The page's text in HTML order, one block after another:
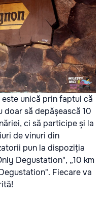
este unică prin faptul că
să depășească 10
ci să participe și la
de vinuri din
pun la dispoziția
Degustation", „10 km
". Fiecare va